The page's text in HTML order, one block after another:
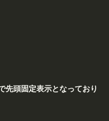
頭固定表示となっており